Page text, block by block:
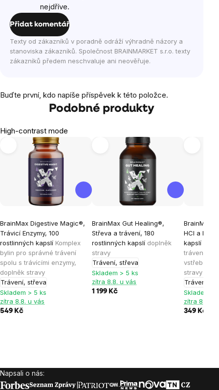
nejdříve.
Přidat komentář
Texty od zákazníků v poradně odráží výhradně názory a
stanoviska zákazníků. Společnost BRAINMARKET s.r.o. texty
zákazníků předem neschvaluje ani neověřuje.
Buďte první, kdo napíše příspěvek k této položce.
Podobné produkty
High-contrast mode
BrainMax Digestive Magic®,
Trávicí Enzymy, 100
rostlinných kapslí Komplex
bylin pro správné trávení
spolu s trávícími enzymy,
doplněk stravy
Trávení, střeva
Skladem > 5 ks
zítra 8.8. u vás
549 Kč
BrainMax Gut Healing®,
Střeva a trávení, 180
rostlinných kapslí doplněk
stravy
Trávení, střeva
Skladem > 5 ks
zítra 8.8. u vás
1 199 Kč
BrainMax
HCl a
kapslí
trávení a
stravy
Trávení,
Skladem >
zítra 8.8. u
349 Kč
Zápatí
Napsali o nás: